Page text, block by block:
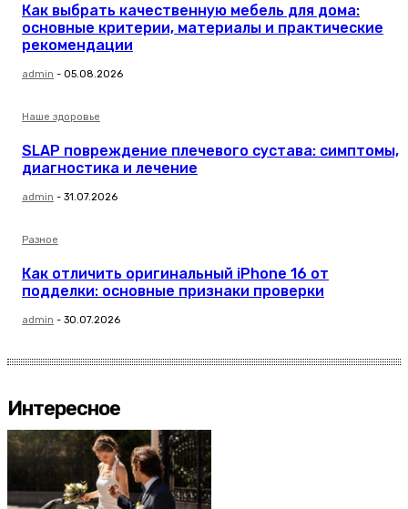
Как выбрать качественную мебель для дома:
основные критерии, материалы и практические
рекомендации
admin - 05.08.2026
Наше здоровье
SLAP повреждение плечевого сустава: симптомы,
диагностика и лечение
admin - 31.07.2026
Разное
Как отличить оригинальный iPhone 16 от
подделки: основные признаки проверки
admin - 30.07.2026
Интересное